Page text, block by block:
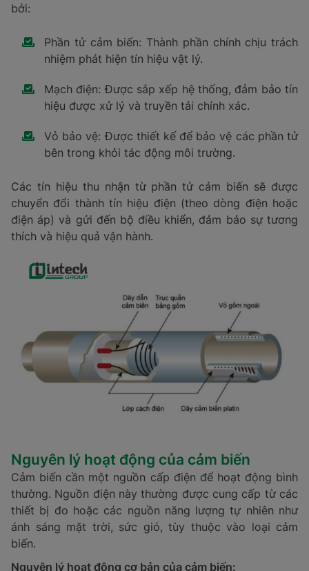
bởi:
Phần tử cảm biến: Thành phần chính chịu trách
nhiệm phát hiện tín hiệu vật lý.
Mạch điện: Được sắp xếp hệ thống, đảm bảo tín
hiệu được xử lý và truyền tải chính xác.
Vỏ bảo vệ: Được thiết kế để bảo vệ các phần tử
bên trong khỏi tác động môi trường.
Các tín hiệu thu nhận từ phần tử cảm biến sẽ được
chuyển đổi thành tín hiệu điện (theo dòng điện hoặc
điện áp) và gửi đến bộ điều khiển, đảm bảo sự tương
thích và hiệu quả vận hành.
Nguyên lý hoạt động của cảm biến
Cảm biến cần một nguồn cấp điện để hoạt động bình
thường. Nguồn điện này thường được cung cấp từ các
thiết bị đo hoặc các nguồn năng lượng tự nhiên như
ánh sáng mặt trời, sức gió, tùy thuộc vào loại cảm
biến.
Nguyên lý hoạt động cơ bản của cảm biến: